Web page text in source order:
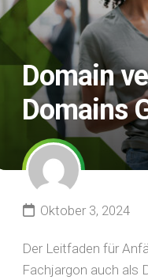
Domain
Domains
Oktober 3, 2024
Der Leitfaden für
Fachjargon auch als